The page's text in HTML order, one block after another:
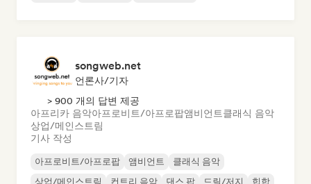
songweb.net
언론사/기자
> 900 개의 답변 제공
아프리카 음악아프로비트/아프로팝앰비언트클래식 음악
상업/메인스트림
기사 작성
아프로비트/아프로팝 앰비언트
클래식 음악
상업/메인스트림
컨트리 음악 댄스 팝 드릴/저지 힙합